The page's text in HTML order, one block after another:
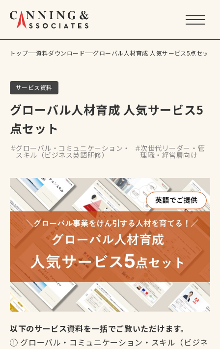
トップ
サービス
公開講座
グローバルリーダー育成
サヴィル・アセスメント
キャニングUK短期留学
特徴
導入事例
お役立ち情報
セミナー
チーム
会社概要
よくある質問
トップ 資料ダウンロード グローバル人材育成 人気サービス5点セット
サービス資料
グローバル人材育成 人気サービス5
点セット
グローバル・コミュニケーション・
スキル（ビジネス英語研修）
次世代リーダー・管
理職・経営層向け
以下のサービス資料を一括でご覧いただけます。
① グローバル・コミュニケーション・スキル（ビジネ